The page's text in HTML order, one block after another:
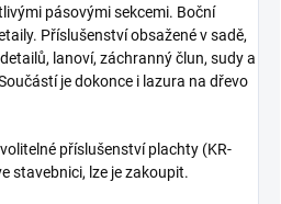
pásovými sekcemi. Boční
Příslušenství obsažené v sadě,
lanoví, záchranný člun, sudy a
je dokonce i lazura na dřevo
příslušenství plachty (KR-
stavebnici, lze je zakoupit.